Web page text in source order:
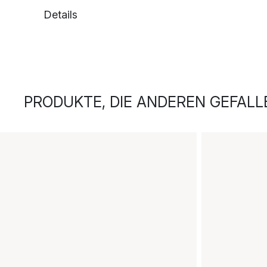
Details
PRODUKTE, DIE ANDEREN